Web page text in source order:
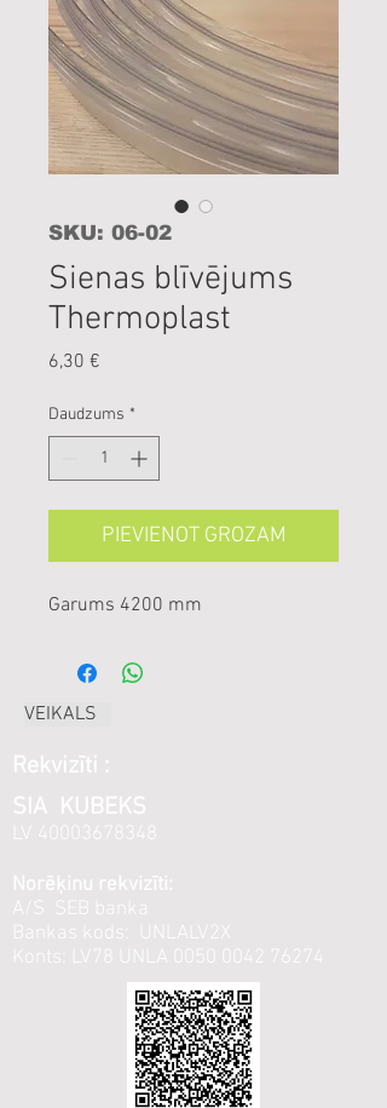
SKU: 06-02
Sienas blīvējums
Thermoplast
6,30 €
Daudzums *
PIEVIENOT GROZAM
Garums 4200 mm
VEIKALS
Rekvizīti :
SIA KUBEKS
LV 40003678348
Norēķinu rekvizīti:
A/S SEB banka
Bankas kods: UNLALV2X
Konts: LV78 UNLA
0050 0042 76274